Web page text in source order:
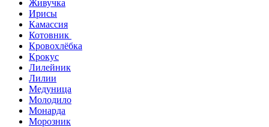
Живучка
Ирисы
Камассия
Котовник
Кровохлёбка
Крокус
Лилейник
Лилии
Медуница
Молодило
Монарда
Морозник